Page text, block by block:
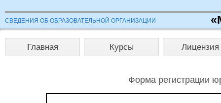
СВЕДЕНИЯ ОБ ОБРАЗОВАТЕЛЬНОЙ ОРГАНИЗАЦИИ
Главная Курсы Лицензия
Форма регистрации